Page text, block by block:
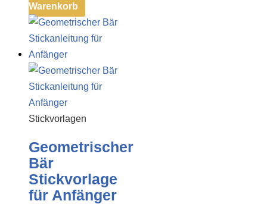
Warenkorb
Stickvorlagen
Geometrischer
Bär
Stickvorlage
für Anfänger